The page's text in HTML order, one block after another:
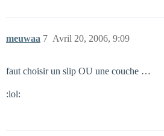
meuwaa Avril 20, 2006, 9:09
7
faut choisir un slip OU une couche …
:lol: